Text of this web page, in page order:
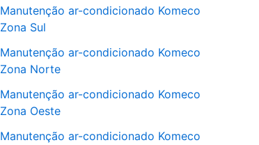
Manutenção ar-condicionado Komeco
Zona Sul
Manutenção ar-condicionado Komeco
Zona Norte
Manutenção ar-condicionado Komeco
Zona Oeste
Manutenção ar-condicionado Komeco